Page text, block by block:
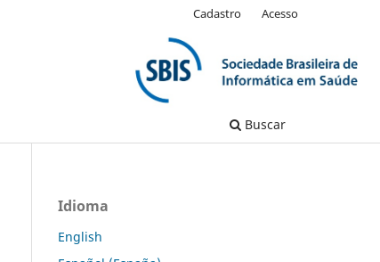
Buscar
Cadastro Acesso
Idioma
English